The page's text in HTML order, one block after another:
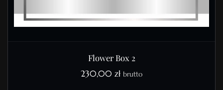
Flower Box 2
230,00 zł brutto